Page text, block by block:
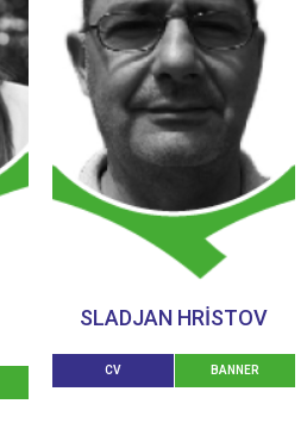
SLADJAN HRISTOV
CV BANNER